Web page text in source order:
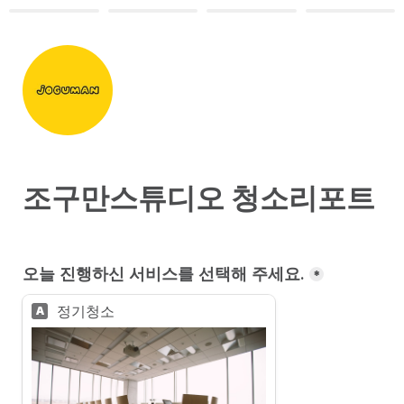
조구만스튜디오 청소리포트
오늘 진행하신 서비스를 선택해 주세요. *
A 정기청소